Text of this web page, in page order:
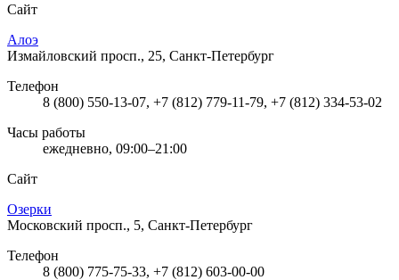
Сайт
Алоэ
Измайловский просп., 25, Санкт-Петербург
Телефон
8 (800) 550-13-07, +7 (812) 779-11-79, +7 (812) 334-53-02
Часы работы
ежедневно, 09:00–21:00
Сайт
Озерки
Московский просп., 5, Санкт-Петербург
Телефон
8 (800) 775-75-33, +7 (812) 603-00-00